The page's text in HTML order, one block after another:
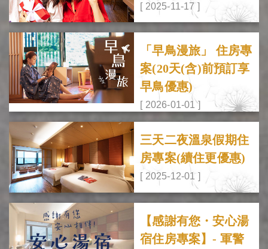
[ 2025-11-17 ]
「早鳥漫旅」 住房專
案(20天(含)前預訂享
早鳥優惠)
[ 2026-01-01 ]
三天二夜溫泉假期住
房專案(續住更優惠)
[ 2025-12-01 ]
【感謝有您・安心湯
宿住房專案】- 軍警